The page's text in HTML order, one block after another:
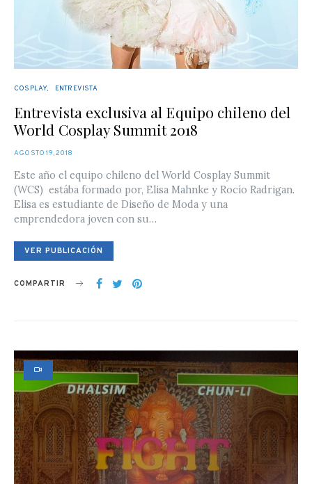
COSPLAY ENTREVISTA
Entrevista exclusiva al Equipo chileno del
World Cosplay Summit 2018
POSTED
AGOSTO 19, 2018
Este año el equipo chileno del World Cosplay Summit
(WCS) estába formado por, Elisa Mahnke y Rocío Radrigan.
Elisa es estudiante de Diseño de Moda y una
emprendedora joven con su…
VER PUBLICACIÓN
COMPARTIR